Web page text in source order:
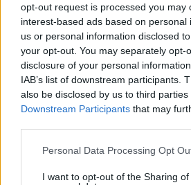
opt-out request is processed you may
interest-based ads based on personal
us or personal information disclosed
your opt-out. You may separately opt-
disclosure of your personal
IAB’s list of downstream participants.
also be disclosed by us to third parties
Downstream Participants that may
Please note that this website/app
not limited to your visit or usage
Personal Data Processing Opt
I want to opt-out of the Sharing of
βοηθό AI που αλλάζει τον τρόπο με